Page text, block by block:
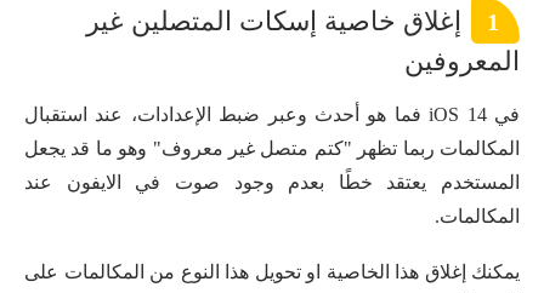
1
إغلاق خاصية إسكات المتصلين غير
المعروفين
في iOS 14 فما هو أحدث وعبر ضبط الإعدادات، عند استقبال
المكالمات ربما تظهر "كتم متصل غير معروف" وهو ما قد يجعل
المستخدم يعتقد خطًا بعدم وجود صوت في الايفون عند
المكالمات.
يمكنك إغلاق هذا الخاصية او تحويل هذا النوع من المكالمات على